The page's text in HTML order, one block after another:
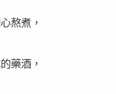
熬煮，
藥酒，